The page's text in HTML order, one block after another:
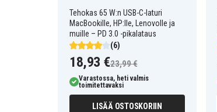
Tehokas 65 W:n USB-C-laturi
MacBookille, HP:lle, Lenovolle ja
muille – PD 3.0 -pikalataus
(6)
18,93 €23,99 €
Varastossa, heti valmis
toimitettavaksi
LISÄÄ OSTOSKORIIN